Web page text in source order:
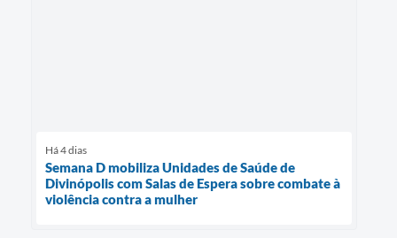
Há 4 dias
Semana D mobiliza Unidades de Saúde de
Divinópolis com Salas de Espera sobre combate à
violência contra a mulher